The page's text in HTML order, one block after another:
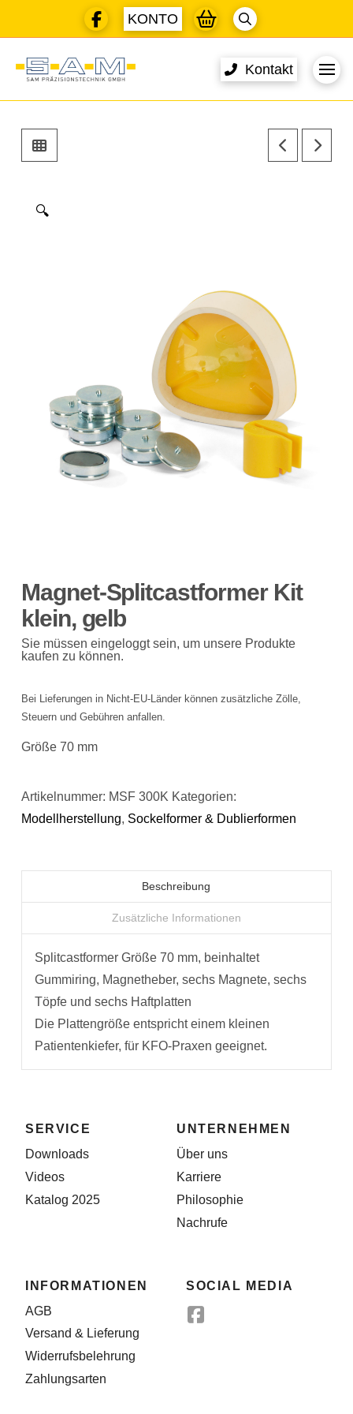
KONTO
Kontakt
🔍
Magnet-Splitcastformer Kit
klein, gelb
Sie müssen eingeloggt sein, um unsere Produkte
kaufen zu können.
Bei Lieferungen in Nicht-EU-Länder können zusätzliche Zölle,
Steuern und Gebühren anfallen.
Größe 70 mm
Artikelnummer: MSF 300K Kategorien:
Modellherstellung, Sockelformer & Dublierformen
Beschreibung
Zusätzliche Informationen
Splitcastformer Größe 70 mm, beinhaltet
Gummiring, Magnetheber, sechs Magnete, sechs
Töpfe und sechs Haftplatten
Die Plattengröße entspricht einem kleinen
Patientenkiefer, für KFO-Praxen geeignet.
SERVICE
Downloads
Videos
Katalog 2025
UNTERNEHMEN
Über uns
Karriere
Philosophie
Nachrufe
INFORMATIONEN
AGB
Versand & Lieferung
Widerrufsbelehrung
Zahlungsarten
SOCIAL MEDIA